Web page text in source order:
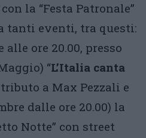
la “Festa Patronale”
tanti eventi, tra questi:
alle ore 20.00, presso
“L’Italia canta
a Max Pezzali e
dalle ore 20.00) la
Notte” con street